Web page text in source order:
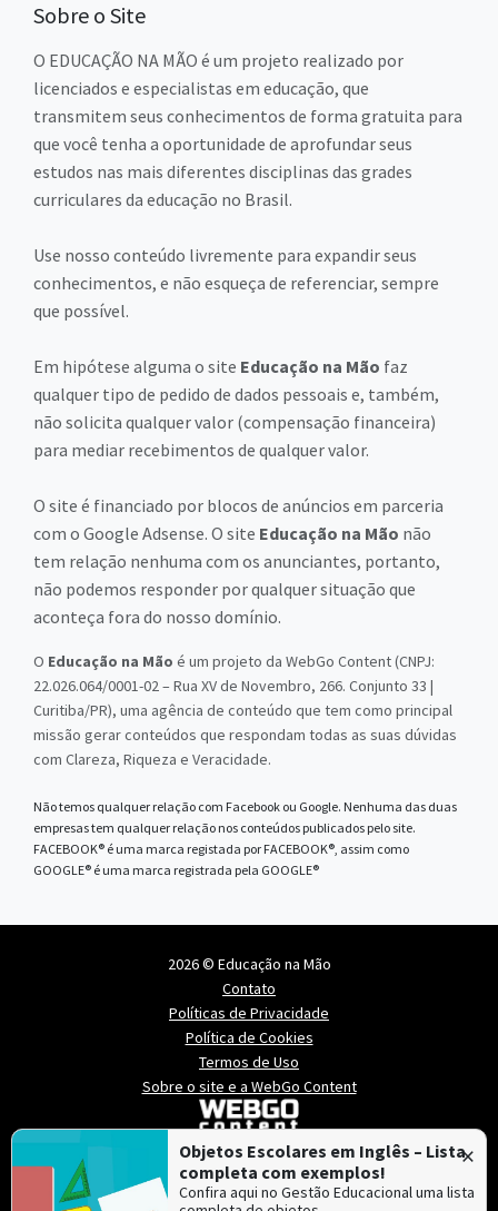
Objetos Escolares em Inglês – Lista
completa com exemplos!
Confira aqui no Gestão Educacional uma lista
×
Sobre o Site
O EDUCAÇÃO NA MÃO é um projeto realizado por
licenciados e especialistas em educação, que
transmitem seus conhecimentos de forma gratuita para
que você tenha a oportunidade de aprofundar seus
estudos nas mais diferentes disciplinas das grades
curriculares da educação no Brasil.
Use nosso conteúdo livremente para expandir seus
conhecimentos, e não esqueça de referenciar, sempre
que possível.
Em hipótese alguma o site Educação na Mão faz
qualquer tipo de pedido de dados pessoais e, também,
não solicita qualquer valor (compensação financeira)
para mediar recebimentos de qualquer valor.
O site é financiado por blocos de anúncios em parceria
com o Google Adsense. O site Educação na Mão não
tem relação nenhuma com os anunciantes, portanto,
não podemos responder por qualquer situação que
aconteça fora do nosso domínio.
O Educação na Mão é um projeto da WebGo Content (CNPJ:
22.026.064/0001-02 – Rua XV de Novembro, 266. Conjunto 33 |
Curitiba/PR), uma agência de conteúdo que tem como principal
missão gerar conteúdos que respondam todas as suas dúvidas
com Clareza, Riqueza e Veracidade.
Não temos qualquer relação com Facebook ou Google. Nenhuma das duas
empresas tem qualquer relação nos conteúdos publicados pelo site.
FACEBOOK® é uma marca registada por FACEBOOK®, assim como
GOOGLE® é uma marca registrada pela GOOGLE®
2026 © Educação na Mão
Contato
Políticas de Privacidade
Política de Cookies
Termos de Uso
Sobre o site e a WebGo Content